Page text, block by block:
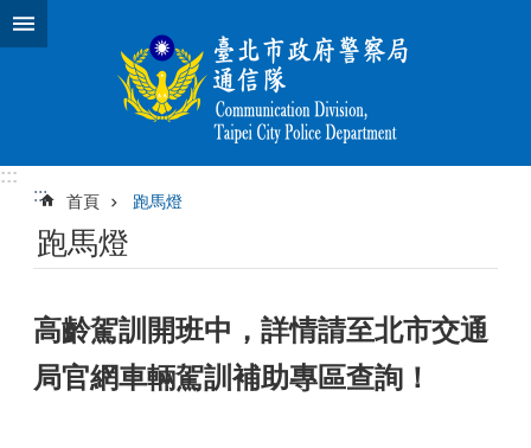
跳到主要內容區塊
:::
::: 首頁 跑馬燈
跑馬燈
高齡駕訓開班中，詳情請至北市交通
局官網車輛駕訓補助專區查詢！